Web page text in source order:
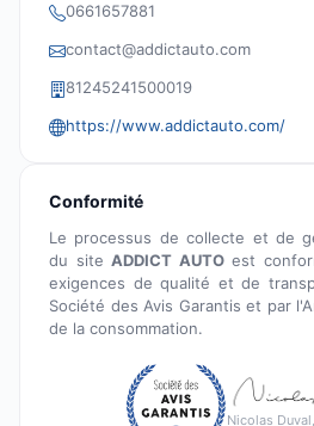
0661657881
contact@addictauto.com
81245241500019
https://www.addictauto.com/
Conformité
Le processus de collecte et de
du site ADDICT AUTOest
exigences de qualité et de
Société des Avis Garantis et par
de la consommation.
Nicolas